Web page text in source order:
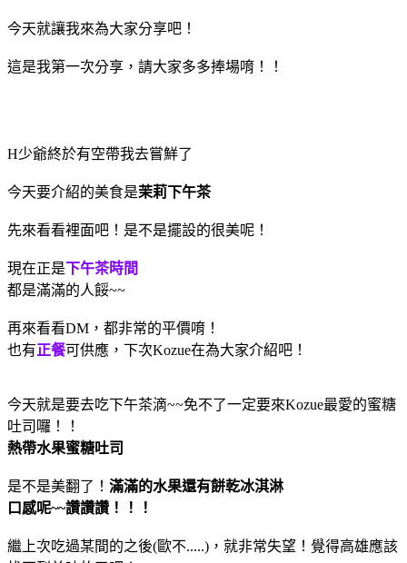
今天就讓我來為大家分享吧！
這是我第一次分享，請大家多多捧場唷！！
H少爺終於有空帶我去嘗鮮了
今天要介紹的美食是茉莉下午茶
先來看看裡面吧！是不是擺設的很美呢！
現在正是下午茶時間
都是滿滿的人餒~~
再來看看DM，都非常的平價唷！
也有正餐可供應，下次Kozue在為大家介紹吧！
今天就是要去吃下午茶滴~~免不了一定要來Kozue最愛的蜜糖
吐司囉！！
熱帶水果蜜糖吐司
是不是美翻了！ 滿滿的水果還有餅乾冰淇淋
口感呢~~讚讚讚！！！
繼上次吃過某間的之後(歐不.....)，就非常失望！覺得高雄應該